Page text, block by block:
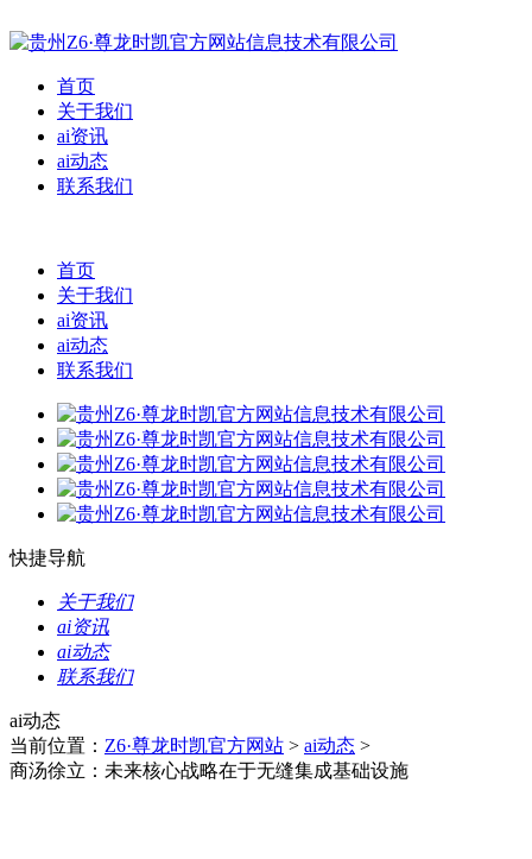
首页
关于我们
ai资讯
ai动态
联系我们
首页
关于我们
ai资讯
ai动态
联系我们
快捷导航
关于我们
ai资讯
ai动态
联系我们
ai动态
当前位置： Z6·尊龙时凯官方网站 > ai动态 >
商汤徐立：未来核心战略在于无缝集成基础设施